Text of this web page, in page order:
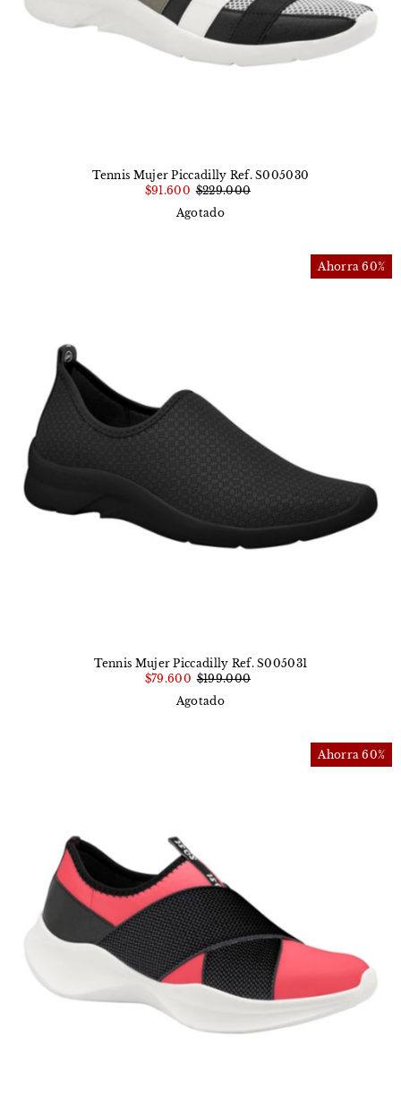
Tennis Mujer Piccadilly Ref. S005030
$91.600 $229.000
Agotado
Ahorra 60%
Tennis Mujer Piccadilly Ref. S005031
$79.600 $199.000
Agotado
Ahorra 60%